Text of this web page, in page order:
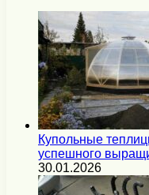
Купольные
успешного
30.01.2026